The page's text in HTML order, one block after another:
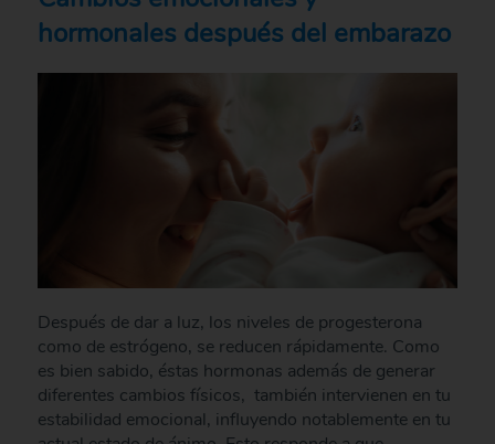
hormonales después del embarazo
Después de dar a luz, los niveles de progesterona
como de estrógeno, se reducen rápidamente. Como
es bien sabido, éstas hormonas además de generar
diferentes cambios físicos, también intervienen en tu
estabilidad emocional, influyendo notablemente en tu